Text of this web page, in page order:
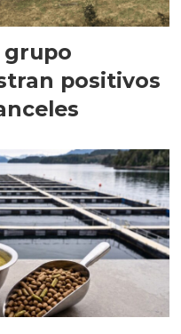
grupo
positivos